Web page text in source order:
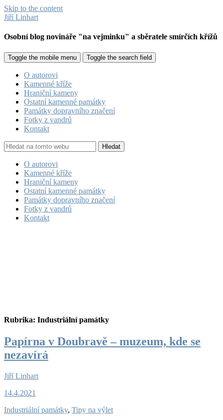
Skip to the content
Jiří Linhart
Osobní blog novináře "na vejminku" a sběratele smírčích křížů
Toggle the mobile menu Toggle the search field
O autorovi
Kamenné kříže
Hraniční kameny
Ostatní kamenné památky
Památky dopravního značení
Fotky z vandrů
Kontakt
Hledat
O autorovi
Kamenné kříže
Hraniční kameny
Ostatní kamenné památky
Památky dopravního značení
Fotky z vandrů
Kontakt
Rubrika: Industriální památky
Papírna v Doubravě – muzeum, kde se
nezavírá
Jiří Linhart
14.4.2021
Industriální památky, Tipy na výlet